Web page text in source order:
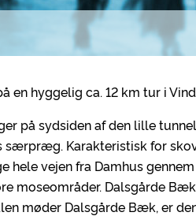
en hyggelig ca. 12 km tur i
på sydsiden af den lille
særpræg. Karakteristisk for
hele vejen fra Damhus
moseområder. Dalsgårde
møder Dalsgårde Bæk, er